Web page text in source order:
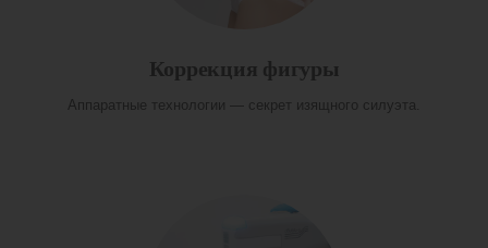
Коррекция фигуры
Аппаратные технологии — секрет изящного силуэта.